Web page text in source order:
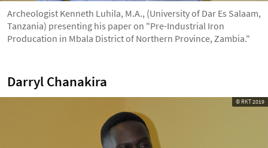
Archeologist Kenneth Luhila, M.A., (University of Dar Es Salaam,
Tanzania) presenting his paper on "Pre-Industrial Iron
Producation in Mbala District of Northern Province, Zambia."
Darryl Chanakira
© RKT 2019